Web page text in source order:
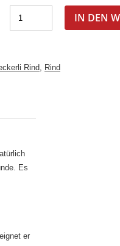
IN DEN
Rind, Rind
Es
er